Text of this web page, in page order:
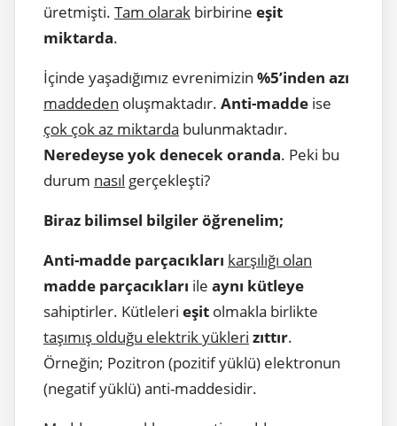
üretmişti. Tam olarak birbirine eşit
miktarda.
İçinde yaşadığımız evrenimizin %5’inden azı
maddeden oluşmaktadır. Anti-madde ise
çok çok az miktarda bulunmaktadır.
Neredeyse yok denecek oranda. Peki bu
durum nasıl gerçekleşti?
Biraz bilimsel bilgiler öğrenelim;
Anti-madde parçacıkları karşılığı olan
madde parçacıkları ile aynı kütleye
sahiptirler. Kütleleri eşit olmakla birlikte
taşımış olduğu elektrik yükleri zıttır.
Örneğin; Pozitron (pozitif yüklü) elektronun
(negatif yüklü) anti-maddesidir.